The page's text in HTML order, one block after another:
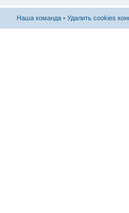
Наша команда • Удалить cookies